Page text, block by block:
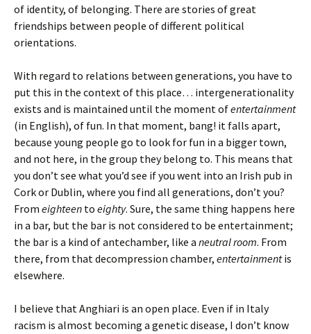
of identity, of belonging. There are stories of great
friendships between people of different political
orientations.
With regard to relations between generations, you have to
put this in the context of this place… intergenerationality
exists and is maintained until the moment ofentertainment
(in English), of fun. In that moment, bang! it falls apart,
because young people go to look for fun in a bigger town,
and not here, in the group they belong to. This means that
you don’t see what you’d see if you went into an Irish pub in
Cork or Dublin, where you find all generations, don’t you?
From eighteen to eighty. Sure, the same thing happens here
in a bar, but the bar is not considered to be entertainment;
the bar is a kind of antechamber, like a neutral room. From
there, from that decompression chamber, entertainmentis
elsewhere.
I believe that Anghiari is an open place. Even if in Italy
racism is almost becoming a genetic disease, I don’t know